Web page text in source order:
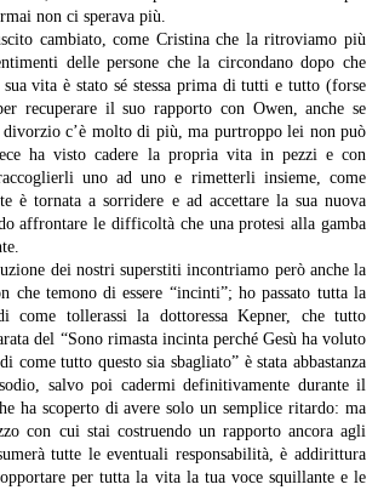
non ci sperava più.
cambiato, come Cristina che la ritroviamo più
delle persone che la circondano dopo che
sua vita è stato sé stessa prima di tutti e tutto (forse
recuperare il suo rapporto con Owen, anche se
c’è molto di più, ma purtroppo lei non può
ha visto cadere la propria vita in pezzi e con
uno ad uno e rimetterli insieme, come
è tornata a sorridere e ad accettare la sua nuova
affrontare le difficoltà che una protesi alla gamba
dei nostri superstiti incontriamo però anche la
che temono di essere “incinti”; ho passato tutta la
come tollerassi la dottoressa Kepner, che tutto
del “Sono rimasta incinta perché Gesù ha voluto
come tutto questo sia sbagliato” è stata abbastanza
salvo poi cadermi definitivamente durante il
ha scoperto di avere solo un semplice ritardo: ma
con cui stai costruendo un rapporto ancora agli
tutte le eventuali responsabilità, è addirittura
per tutta la vita la tua voce squillante e le